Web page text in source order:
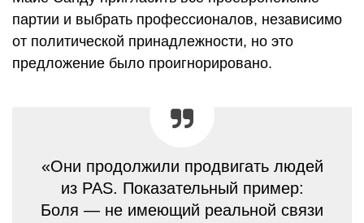
партии и выбрать профессионалов, независимо
от политической принадлежности, но это
предложение было проигнорировано.
«Они продолжили продвигать людей
из PAS. Показательный пример:
Боля — не имеющий реальной связи